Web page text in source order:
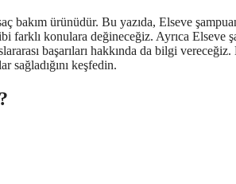
bakım ürünüdür. Bu yazıda, Elseve
farklı konulara değineceğiz. Ayrıca Elseve
başarıları hakkında da bilgi
sağladığını keşfedin.